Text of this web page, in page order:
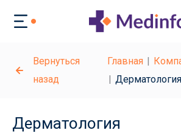
Вернуться
назад
Главная
Дерматология
Дерматология